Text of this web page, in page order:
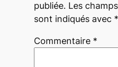
publiée. Les
sont indiqués avec *
Commentaire *